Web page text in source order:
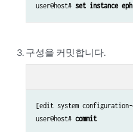
user@host# set instance
구성을 커밋합니다.
[edit system configuration-
user@host# commit